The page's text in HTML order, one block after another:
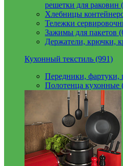
решетки для раковин
Хлебницы
Тележки
Зажимы для пакетов
Держатели, крючки,
Кухонный текстиль (991)
Передники, фартуки,
Полотенца кухонные